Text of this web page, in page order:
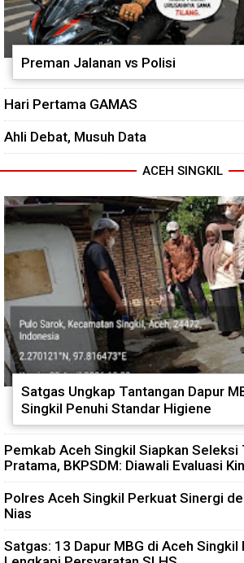
Preman Jalanan vs Polisi
Hari Pertama GAMAS
Ahli Debat, Musuh Data
ACEH SINGKIL
Satgas Ungkap Tantangan Dapur
Singkil Penuhi Standar Higiene
Pemkab Aceh Singkil Siapkan Seleksi
Pratama, BKPSDM: Diawali Evaluasi
Polres Aceh Singkil Perkuat Sinergi
Nias
Satgas: 13 Dapur MBG di Aceh